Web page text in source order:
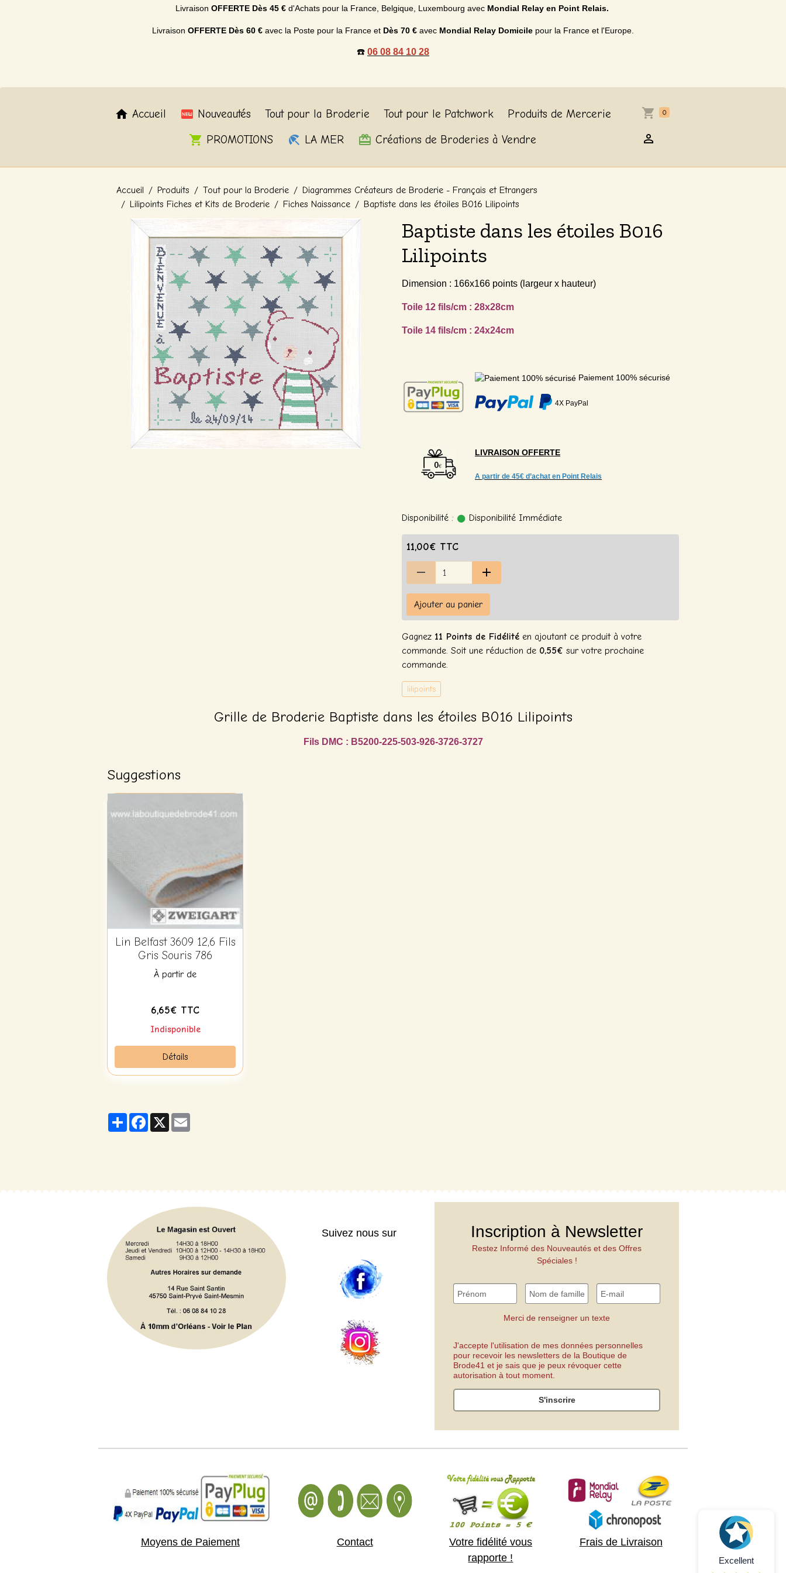
Livraison OFFERTE Dès 45 €d'Achats pour la France, Belgique, Luxembourg avec Mondial Relay en Point Relais.
Livraison OFFERTE Dès 60 € avec la Poste pour la France et Dès 70 € avec Mondial Relay Domicile pour la France et l'Europe.
☎️ 06 08 84 10 28
Accueil Nouveautés Tout pour la Broderie Tout pour le Patchwork
Produits de Mercerie
PROMOTIONS
LA MER Créations de Broderies à Vendre
0
Accueil Produits Tout pour la Broderie
Diagrammes Créateurs de Broderie - Français et Etrangers
Lilipoints Fiches et Kits de Broderie
Fiches Naissance Baptiste dans les étoiles B016 Lilipoints
Baptiste dans les étoiles B016
Lilipoints
Dimension : 166x166 points (largeur x hauteur)
Toile 12 fils/cm : 28x28cm
Toile 14 fils/cm : 24x24cm
Paiement 100% sécurisé
4X PayPal
LIVRAISON OFFERTE
A partir de 45€ d’achat en Point Relais
Disponibilité : Disponibilité Immédiate
11,00€ TTC
Ajouter au panier
Gagnez 11 Points de Fidélité en ajoutant ce produit à votre
commande. Soit une réduction de 0,55€ sur votre prochaine
commande.
lilipoints
Grille de Broderie Baptiste dans les étoiles B016 Lilipoints
Fils DMC : B5200-225-503-926-3726-3727
Suggestions
Lin Belfast 3609 12,6 Fils
Gris Souris 786
À partir de
6,65€ TTC
Indisponible
Détails
PartagerFacebook
X
Suivez nous sur Inscription à Newsletter
Restez Informé des Nouveautés et des Offres
Spéciales !
Merci de renseigner un texte
J'accepte l'utilisation de mes données personnelles
pour recevoir les newsletters de la Boutique de
Brode41 et je sais que je peux révoquer cette
autorisation à tout moment.
S'inscrire
Moyens de Paiement Contact
Votre fidélité vous
rapporte !
Frais de Livraison
Excellent